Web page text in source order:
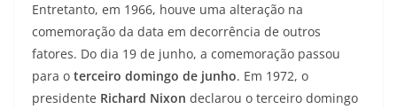
Entretanto, em 1966, houve uma alteração na
comemoração da data em decorrência de outros
fatores. Do dia 19 de junho, a comemoração passou
para o terceiro domingo de junho. Em 1972, o
presidente Richard Nixon declarou o terceiro domingo